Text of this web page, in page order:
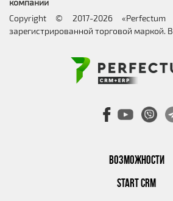
ВОЗМОЖНОСТИ
START CRM
Copyright © 2017-2026 «Perfectum
зарегистрированной торговой маркой.